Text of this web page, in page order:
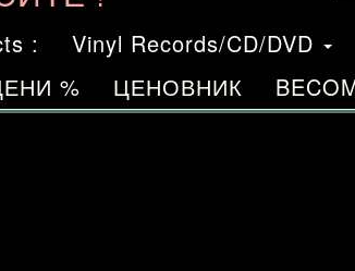
: Vinyl Records/CD/DVD
%
ЦЕНОВНИК